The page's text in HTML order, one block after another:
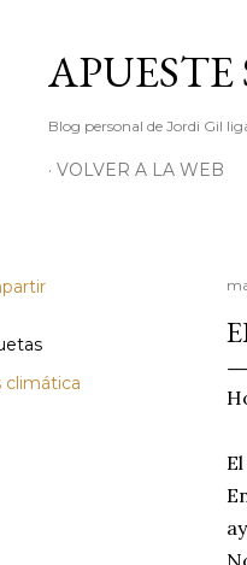
Blog personal de Jordi Gil
VOLVER A LA WEB
climática